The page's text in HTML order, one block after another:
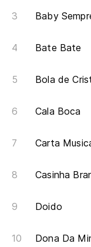
Baby
Bate Bate
Bola de
Cala Boca
Carta
Casinha
Doido
Dona Da